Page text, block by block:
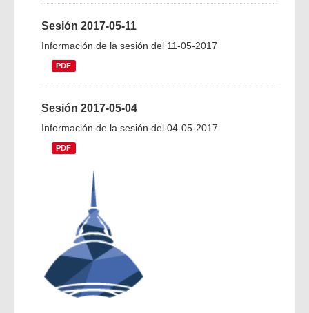
Sesión 2017-05-11
Información de la sesión del 11-05-2017
PDF
Sesión 2017-05-04
Información de la sesión del 04-05-2017
PDF